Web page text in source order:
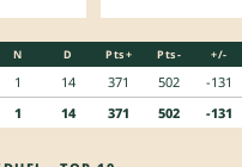
N D Pts+ Pts- +/-
1 14 371 502 -131
1 14 371 502 -131